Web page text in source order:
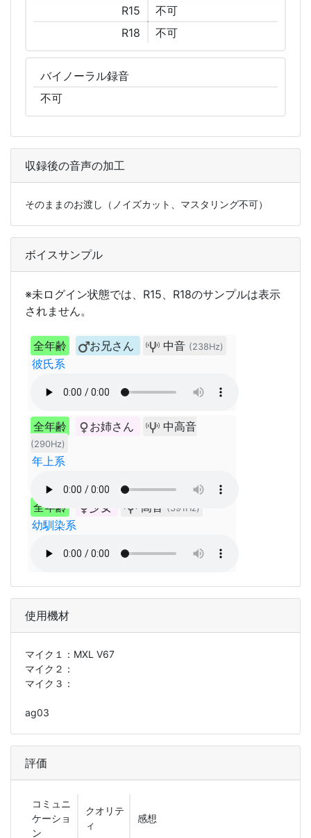
R15
不可
R18
不可
バイノーラル録音
不可
収録後の音声の加工
そのままのお渡し（ノイズカット、マスタリング不可）
ボイスサンプル
※未ログイン状態では、R15、R18のサンプルは表示
されません。
全年齢 お兄さん 中音 (238Hz)
彼氏系
全年齢 お姉さん 中高音
(290Hz)
年上系
全年齢 少女 高音 (391Hz)
幼馴染系
使用機材
マイク１： MXL V67
マイク２：
マイク３：
ag03
評価
コミュニ
ケーショ
ン
クオリテ
ィ
感想